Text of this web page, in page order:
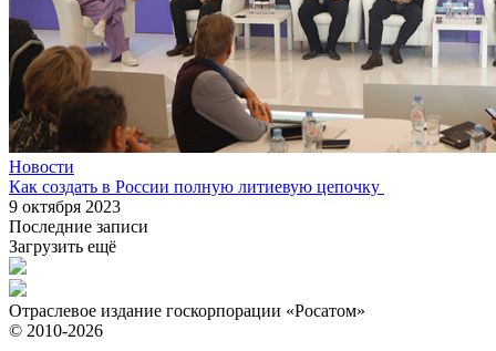
Новости
Как создать в России полную литиевую цепочку
9 октября 2023
Последние записи
Загрузить ещё
Отраслевое издание госкорпорации «Росатом»
© 2010-2026